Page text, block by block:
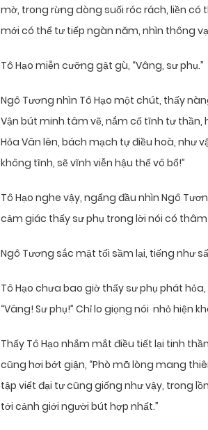
mờ, trong rừng dòng suối róc rách, liền có
mới có thể tư tiếp ngàn năm, nhìn thông
Tô Hạo miễn cưỡng gật gù, “Vâng, sư phụ.”
Ngô Tương nhìn Tô Hạo một chút, thấy
Vận bút minh tâm vẽ, nắm cố tĩnh tư
Hỏa Vân lên, bách mạch tự điều hoà, như
không tĩnh, sẽ vĩnh viễn hậu thế vô bổ!”
Tô Hạo nghe vậy, ngẩng đầu nhìn Ngô
cảm giác thấy sư phụ trong lời nói có thâm
Ngô Tương sắc mặt tối sầm lại, tiếng như
Tô Hạo chưa bao giờ thấy sư phụ phát
“Vâng! Sư phụ!” Chỉ lo giọng nói nhỏ hiện
Thấy Tô Hạo nhắm mắt điều tiết lại tinh
cũng hơi bớt giận, “Phò mã lòng mang
tập viết đại tự cũng giống như vậy, trong
tới cảnh giới người bút hợp nhất.”